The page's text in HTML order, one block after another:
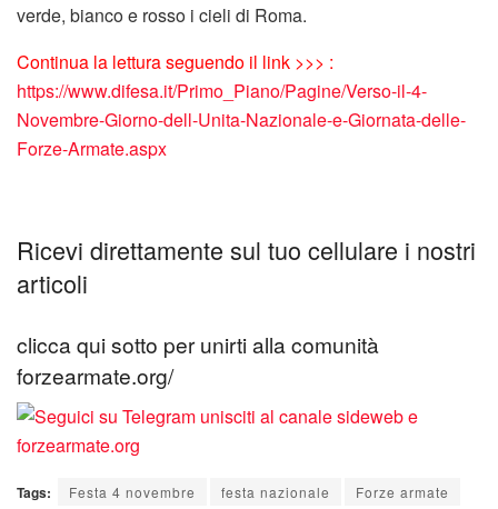
verde, bianco e rosso i cieli di Roma.
Continua la lettura seguendo il link >>> :
https://www.difesa.it/Primo_Piano/Pagine/Verso-il-4-
Novembre-Giorno-dell-Unita-Nazionale-e-Giornata-delle-
Forze-Armate.aspx
Ricevi direttamente sul tuo cellulare i nostri
articoli
clicca qui sotto per unirti alla comunità
forzearmate.org/
Tags: Festa 4 novembre festa nazionale Forze armate